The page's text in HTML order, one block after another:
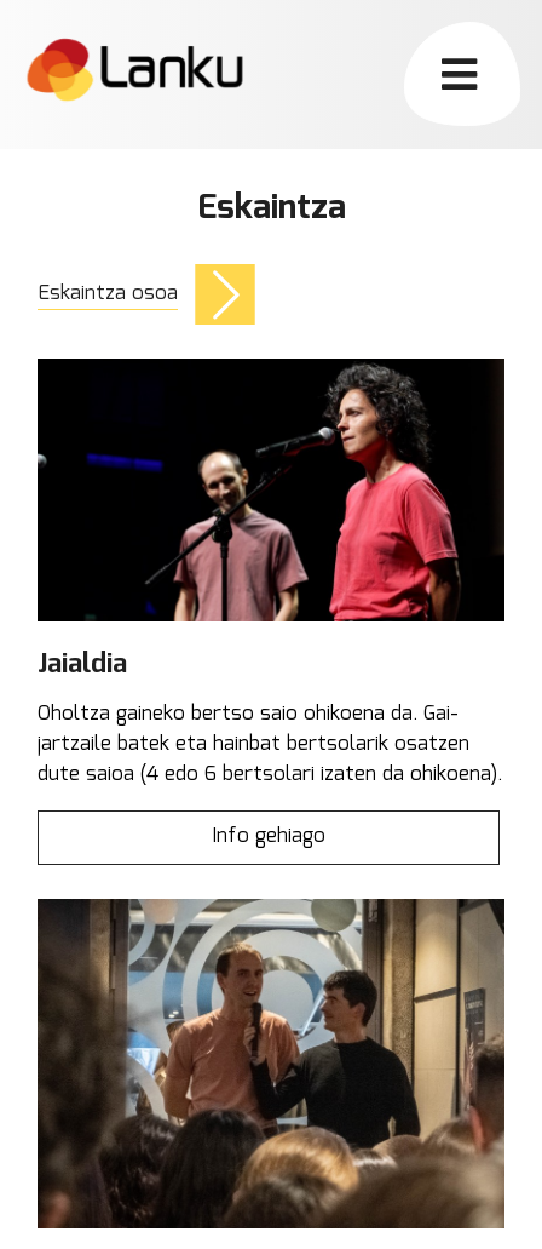
Eskaintza
Eskaintza osoa
Jaialdia
Oholtza gaineko bertso saio ohikoena da. Gai-
jartzaile batek eta hainbat bertsolarik osatzen
dute saioa (4 edo 6 bertsolari izaten da ohikoena).
Info gehiago